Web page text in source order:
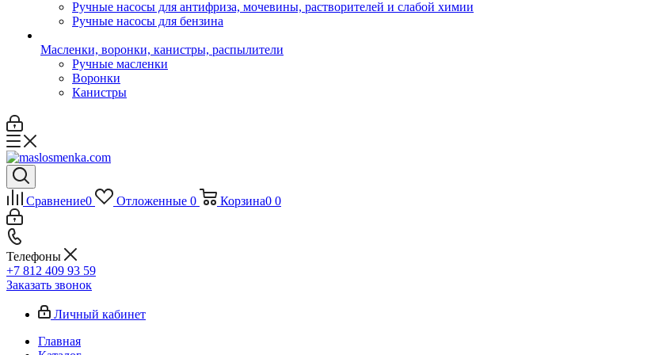
Ручные насосы для антифриза, мочевины, растворителей и слабой химии
Ручные насосы для бензина
Масленки, воронки, канистры, распылители
Ручные масленки
Воронки
Канистры
Сравнение0 Отложенные 0 Корзина0 0
Телефоны
+7 812 409 93 59
Заказать звонок
Личный кабинет
Главная